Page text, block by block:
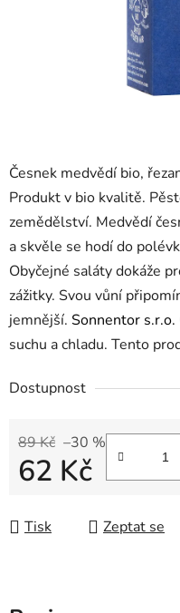
Česnek medvědí bio,
Produkt v bio kvalitě.
zemědělství. Medvědí
a skvěle se hodí do
Obyčejné saláty dokáže
zážitky. Svou vůní
jemnější. Sonnentor s.r.o.
suchu a chladu. Tento
Dostupnost
89 Kč –30 %
62 Kč
Tisk Zeptat se